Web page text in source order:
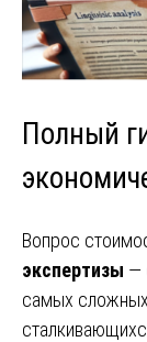
Полный
Вопрос
экспертизы —
самых сложных